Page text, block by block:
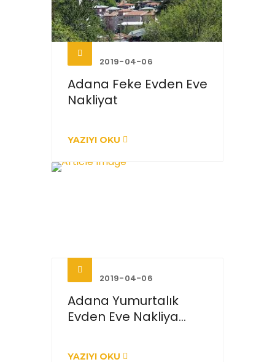
2019-04-06
Adana Feke Evden Eve
Nakliyat
YAZIYI OKU
2019-04-06
Adana Yumurtalık
Evden Eve Nakliya...
YAZIYI OKU